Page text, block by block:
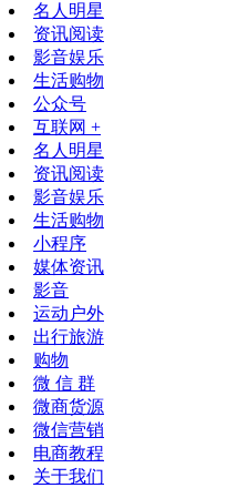
名人明星
资讯阅读
影音娱乐
生活购物
公众号
互联网 +
名人明星
资讯阅读
影音娱乐
生活购物
小程序
媒体资讯
影音
运动户外
出行旅游
购物
微 信 群
微商货源
微信营销
电商教程
关于我们